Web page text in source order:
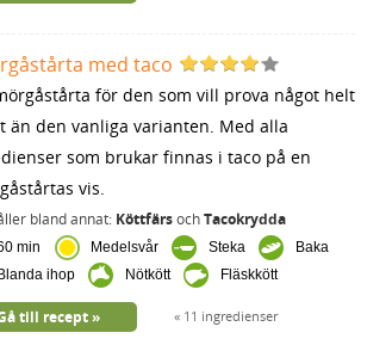
med taco
för den som vill prova något helt
än den vanliga varianten. Med alla
som brukar finnas i taco på en
vis.
bland annat: KöttfärsochTacokrydda
min Medelsvår Steka
Baka
Blanda ihop
Nötkött Fläskkött
11 ingredienser
till recept